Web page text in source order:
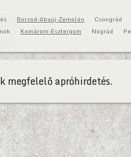
Borsod-Abaúj-Zemplén
Csongrád
Komárom-Esztergom Nógrád
megfelelő apróhirdetés.